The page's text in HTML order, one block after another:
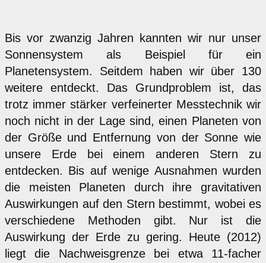
Bis vor zwanzig Jahren kannten wir nur unser
Sonnensystem als Beispiel für ein
Planetensystem. Seitdem haben wir über 130
weitere entdeckt. Das Grundproblem ist, das
trotz immer stärker verfeinerter Messtechnik wir
noch nicht in der Lage sind, einen Planeten von
der Größe und Entfernung von der Sonne wie
unsere Erde bei einem anderen Stern zu
entdecken. Bis auf wenige Ausnahmen wurden
die meisten Planeten durch ihre gravitativen
Auswirkungen auf den Stern bestimmt, wobei es
verschiedene Methoden gibt. Nur ist die
Auswirkung der Erde zu gering. Heute (2012)
liegt die Nachweisgrenze bei etwa 11-facher